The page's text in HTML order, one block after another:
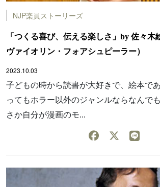
NJP楽員ストーリーズ
「つくる喜び、伝える楽しさ」by 佐々木
ヴァイオリン・フォアシュピーラー）
2023.10.03
子どもの時から読書が大好きで、絵本で
ってもホラー以外のジャンルならなんで
さか自分が漫画のモ...